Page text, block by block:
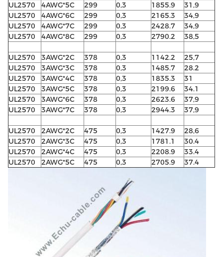
UL2570
4AWG*5C 299 0,3 1855.9
31,9
UL2570
4AWG*6C 299 0,3 2165.3
34,9
UL2570
4AWG*7C 299 0,3 2428.7
34,9
UL2570
4AWG*8C 299 0,3 2790.2 38,5
UL2570 3AWG*2C 378 0,3 1142.2
25,7
UL2570
3AWG*3C 378 0,3 1485.7
28.2
UL2570
3AWG*4C 378 0,3 1835.3
31
UL2570
3AWG*5C 378 0,3 2199.6
34.1
UL2570
3AWG*6C 378 0,3 2623.6
37,9
UL2570
3AWG*7C 378 0,3 2944.3 37,9
UL2570 2AWG*2C 475 0,3 1427.9
28,6
UL2570
2AWG*3C 475 0,3 1781.1
30.4
UL2570
2AWG*4C 475 0,3 2208.9
33.4
UL2570
2AWG*5C 475 0,3 2705.9 37.4